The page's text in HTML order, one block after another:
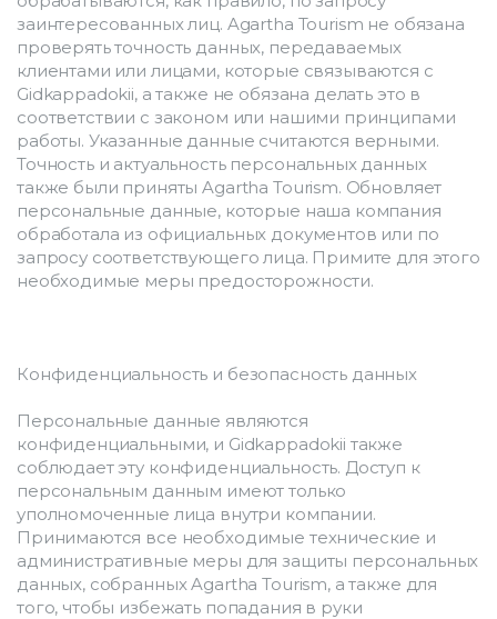
заинтересованных лиц. Agartha Tourism не обязана
проверять точность данных, передаваемых
клиентами или лицами, которые связываются с
Gidkappadokii, а также не обязана делать это в
соответствии с законом или нашими принципами
работы. Указанные данные считаются верными.
Точность и актуальность персональных данных
также были приняты Agartha Tourism. Обновляет
персональные данные, которые наша компания
обработала из официальных документов или по
запросу соответствующего лица. Примите для этого
необходимые меры предосторожности.
Конфиденциальность и безопасность данных
Персональные данные являются
конфиденциальными, и Gidkappadokii также
соблюдает эту конфиденциальность. Доступ к
персональным данным имеют только
уполномоченные лица внутри компании.
Принимаются все необходимые технические и
административные меры для защиты персональных
данных, собранных Agartha Tourism, а также для
того, чтобы избежать попадания в руки